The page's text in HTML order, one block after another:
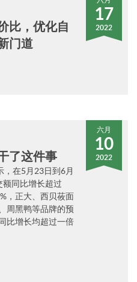
17
2022
比，优化自
门道
六月
10
2022
了这件事
，在5月23日到6月
同比增长超过
，正大、西贝莜面
周黑鸭等品牌的预
比增长均超过一倍